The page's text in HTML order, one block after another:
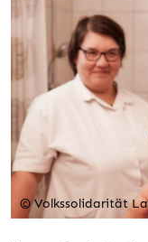
© Volkssolidarität